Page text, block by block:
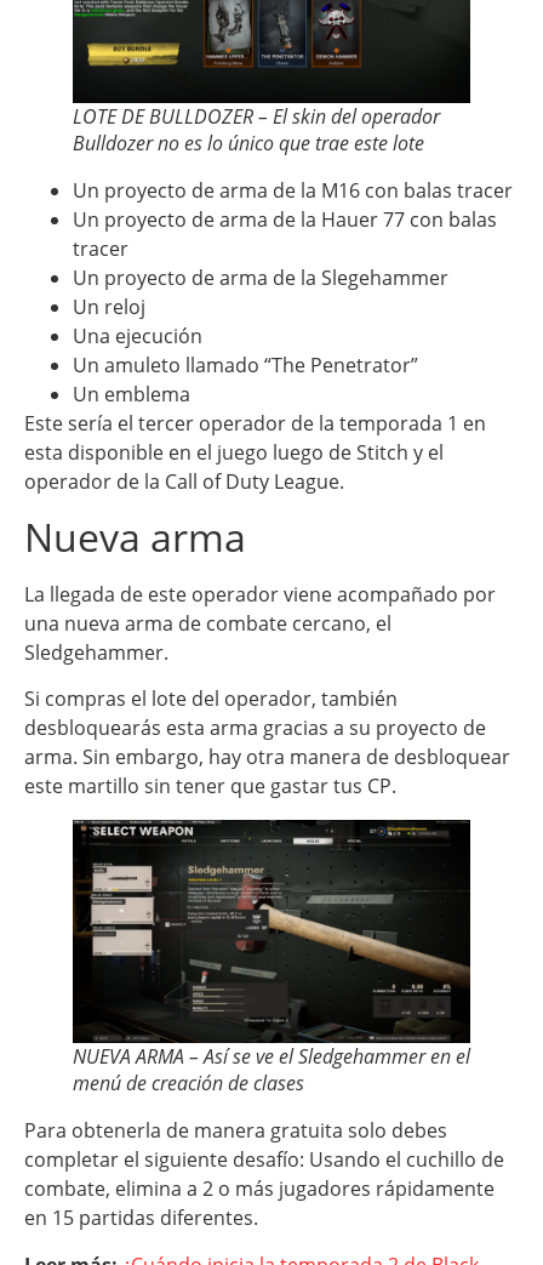
LOTE DE BULLDOZER – El skin del operador
Bulldozer no es lo único que trae este lote
Un proyecto de arma de la M16 con balas tracer
Un proyecto de arma de la Hauer 77 con balas
tracer
Un proyecto de arma de la Slegehammer
Un reloj
Una ejecución
Un amuleto llamado “The Penetrator”
Un emblema
Este sería el tercer operador de la temporada 1 en
esta disponible en el juego luego de Stitch y el
operador de la Call of Duty League.
Nueva arma
La llegada de este operador viene acompañado por
una nueva arma de combate cercano, el
Sledgehammer.
Si compras el lote del operador, también
desbloquearás esta arma gracias a su proyecto de
arma. Sin embargo, hay otra manera de desbloquear
este martillo sin tener que gastar tus CP.
NUEVA ARMA – Así se ve el Sledgehammer en el
menú de creación de clases
Para obtenerla de manera gratuita solo debes
completar el siguiente desafío: Usando el cuchillo de
combate, elimina a 2 o más jugadores rápidamente
en 15 partidas diferentes.